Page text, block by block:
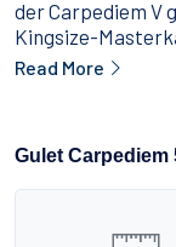
der Carpediem V
Kingsize-
Read More
Gulet Carpediem